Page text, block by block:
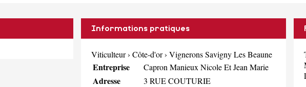
Informations pratiques
Viticulteur› Côte-d'or› Vignerons Savigny Les Beaune
Entreprise Capron Manieux Nicole Et Jean Marie
Adresse 3 RUE COUTURIE